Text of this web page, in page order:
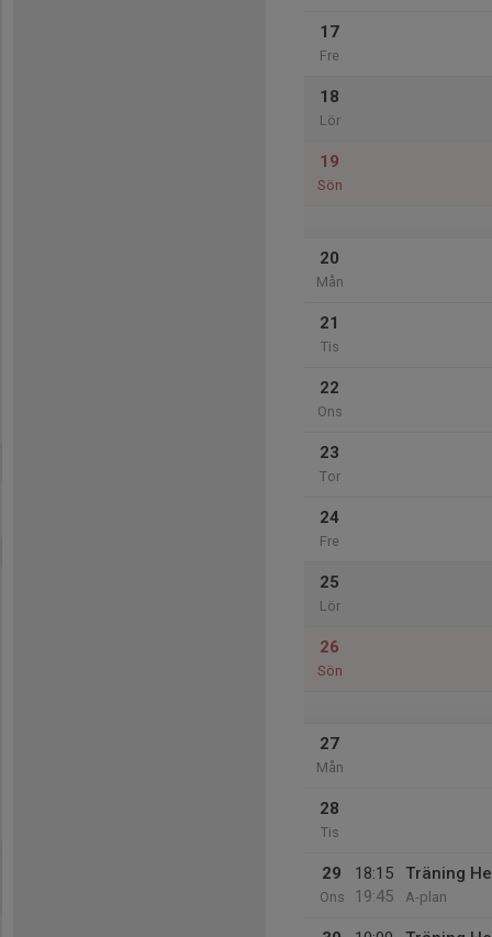
17
Fre
18
Lör
19
Sön
20
Mån
21
Tis
22
Ons
23
Tor
24
Fre
25
Lör
26
Sön
27
Mån
28
Tis
29
Ons
18:15
19:45
Träning
A-plan